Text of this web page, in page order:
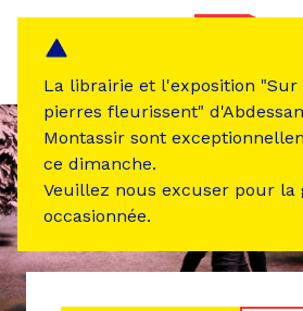
La librairie et l'exposition "Sur
pierres fleurissent"
Montassir sont
ce dimanche.
Veuillez nous excuser pour la
occasionnée.
Panneau de gestion des cookies